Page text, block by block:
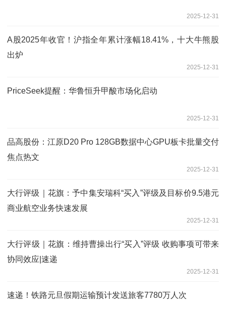
2025-12-31
A股2025年收官！沪指全年累计涨幅18.41%，十大牛熊股
出炉
2025-12-31
PriceSeek提醒：华鲁恒升甲酸市场化启动
2025-12-31
品高股份：江原D20 Pro 128GB数据中心GPU板卡批量交付
焦点热文
2025-12-31
大行评级｜花旗：予中集安瑞科“买入”评级及目标价9.5港元
商业航空业务快速发展
2025-12-31
大行评级｜花旗：维持曹操出行“买入”评级 收购事项可带来
协同效应|速递
2025-12-31
速递！铁路元旦假期运输预计发送旅客7780万人次